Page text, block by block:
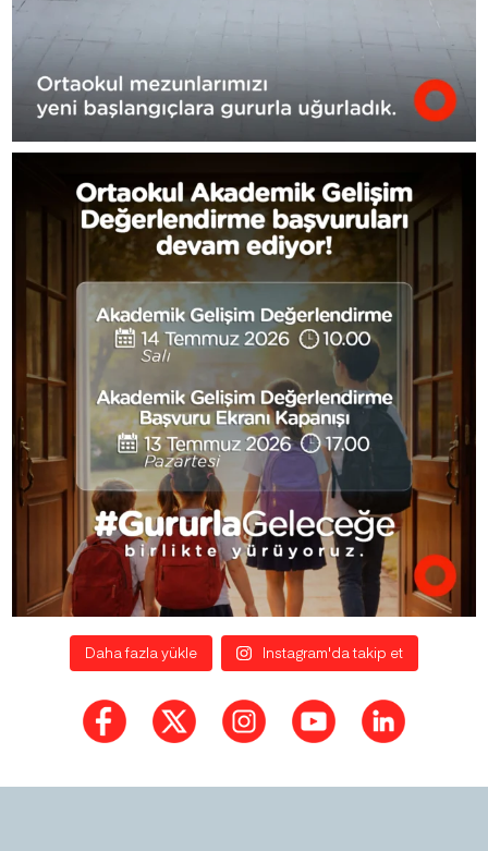
Daha fazla yükle Instagram'da takip et